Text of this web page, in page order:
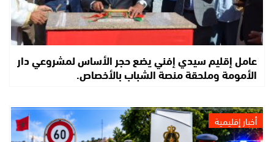
عامل إقليم سيدي إفني يضع حجر الأساس لمشروعي دار
الأمومة وملحقة منصة الشباب بالأخصاص.
أخبار إقليمية